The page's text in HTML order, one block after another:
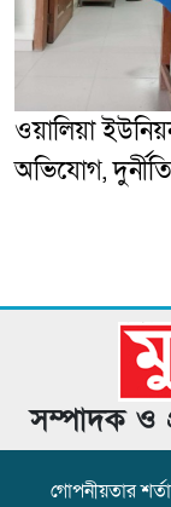
ওয়ালিয়া
অভিযোগ,
সম্পাদক ও
গোপনীয়তার